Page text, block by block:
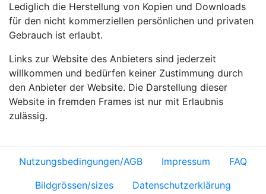
Lediglich die Herstellung von Kopien und Downloads
für den nicht kommerziellen persönlichen und privaten
Gebrauch ist erlaubt.
Links zur Website des Anbieters sind jederzeit
willkommen und bedürfen keiner Zustimmung durch
den Anbieter der Website. Die Darstellung dieser
Website in fremden Frames ist nur mit Erlaubnis
zulässig.
Nutzungsbedingungen/AGB Impressum
FAQ
Bildgrössen/sizes
Datenschutzerklärung